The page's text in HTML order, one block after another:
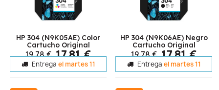
HP 304 (N9K05AE) Color
Cartucho Original
19,78 € 17,81 €
Entrega el martes 11
HP 304 (N9K06AE) Negro
Cartucho Original
19,78 € 17,81 €
Entrega el martes 11